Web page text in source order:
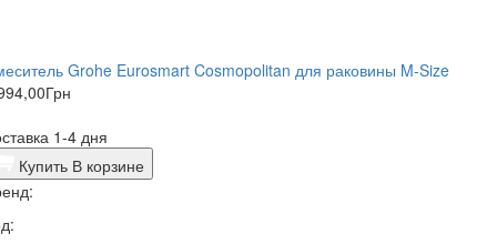
Grohe Eurosmart Cosmopolitan для раковины M-Size
Грн
1-4 дня
Купить В корзине